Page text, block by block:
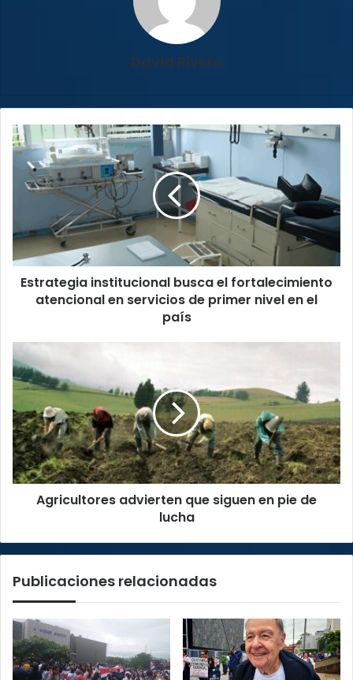
David Rivera
Estrategia
institucional
busca
fortalecimiento
atencional
en
servicios
de
primer
Estrategia institucional busca el fortalecimiento
atencional en servicios de primer nivel en el
país
advierten
que
en
pie
de
lucha
Agricultores advierten que siguen en pie de
lucha
Publicaciones relacionadas